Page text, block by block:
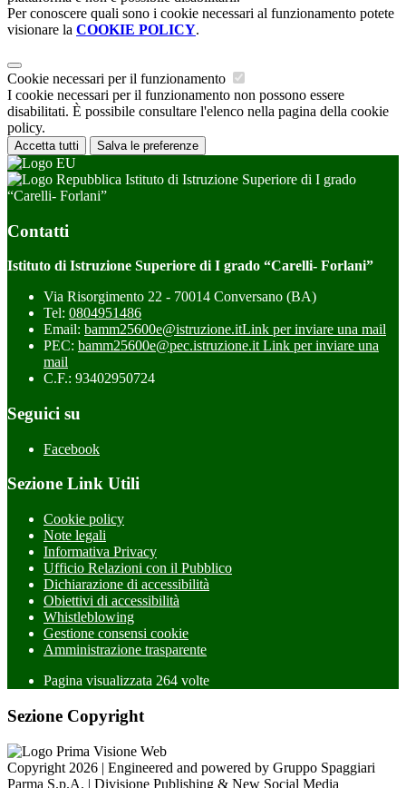
Per conoscere quali sono i cookie necessari al funzionamento potete
visionare la COOKIE POLICY.
Cookie necessari per il funzionamento
I cookie necessari per il funzionamento non possono essere
disabilitati. È possibile consultare l'elenco nella pagina della cookie
policy.
Accetta tutti Salva le preferenze
Istituto di Istruzione Superiore di I grado
“Carelli- Forlani”
Contatti
Istituto di Istruzione Superiore di I grado “Carelli- Forlani”
Via Risorgimento 22 - 70014 Conversano (BA)
Tel: 0804951486
Email: bamm25600e@istruzione.itLink per inviare una mail
PEC: bamm25600e@pec.istruzione.it Link per inviare una
mail
C.F.: 93402950724
Seguici su
Facebook
Sezione Link Utili
Cookie policy
Note legali
Informativa Privacy
Ufficio Relazioni con il Pubblico
Dichiarazione di accessibilità
Obiettivi di accessibilità
Whistleblowing
Gestione consensi cookie
Amministrazione trasparente
Pagina visualizzata 264 volte
Sezione Copyright
Copyright 2026 | Engineered and powered by Gruppo Spaggiari
Parma S.p.A. | Divisione Publishing & New Social Media